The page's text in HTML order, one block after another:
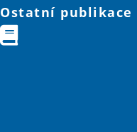
Ostatní publikace